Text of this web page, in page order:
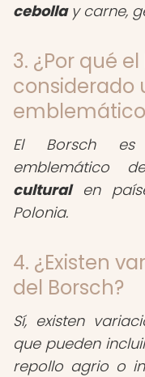
cebollay carne,
3. ¿Por qué
considerado
El Borsch es
emblemático
culturalen
Polonia.
4. ¿Existen
del Borsch?
Sí, existen
que pueden
repollo agrio o